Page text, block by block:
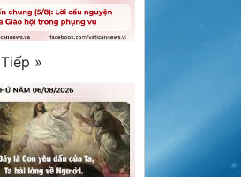
Tiếp »